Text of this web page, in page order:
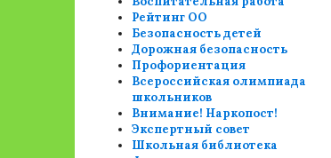
Рейтинг ОО
Безопасность детей
Дорожная безопасность
Профориентация
Всероссийская олимпиада
школьников
Внимание! Наркопост!
Экспертный совет
Школьная библиотека